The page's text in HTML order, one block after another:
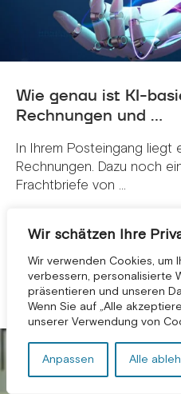
Wir schätzen Ihre
Wir verwenden Cookies, um
verbessern, personalisierte
präsentieren und unseren
Wenn Sie auf „Alle
unserer Verwendung von
Anpassen Alle
Wie genau ist KI-
Rechnungen und ...
In Ihrem Posteingang liegt
Rechnungen. Dazu noch
Frachtbriefe von ...